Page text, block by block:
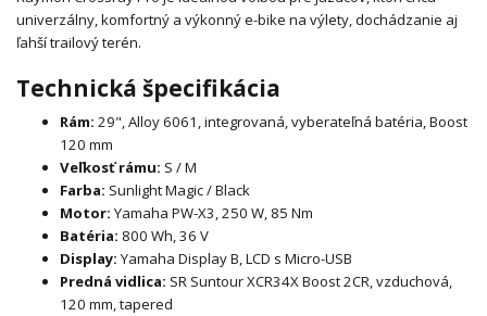
univerzálny, komfortný a výkonný e-bike na výlety, dochádzanie aj
ľahší trailový terén.
Technická špecifikácia
Rám: 29", Alloy 6061, integrovaná, vyberateľná batéria, Boost
120 mm
Veľkosť rámu: S / M
Farba: Sunlight Magic / Black
Motor: Yamaha PW-X3, 250 W, 85 Nm
Batéria: 800 Wh, 36 V
Display: Yamaha Display B, LCD s Micro-USB
Predná vidlica: SR Suntour XCR34X Boost 2CR, vzduchová,
120 mm, tapered